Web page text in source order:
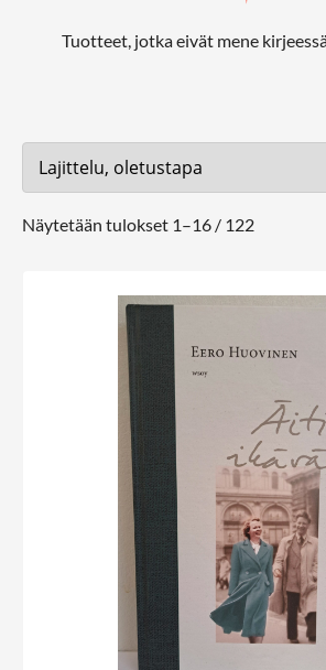
Tuotteet, jotka eivät mene
Näytetään tulokset 1–16 / 122